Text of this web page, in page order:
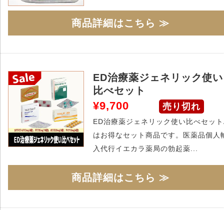
商品詳細はこちら ≫
ED治療薬ジェネリック使い
比べセット
¥9,700 売り切れ
ED治療薬ジェネリック使い比べセッ
はお得なセット商品です。医薬品個人
入代行イエカラ薬局の勃起薬...
商品詳細はこちら ≫